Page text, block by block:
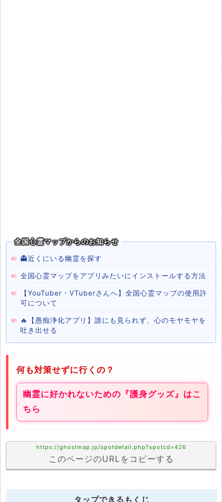
全国心霊マップからのお知らせ
👻近くにいる幽霊を探す
全国心霊マップをアプリみたいにインストールする方法
【YouTuber・VTuberさんへ】全国心霊マップの使用許
可について
🔥【愚痴浄化アプリ】誰にも見られず、心のモヤモヤを
吐き出せる
何も対策せずに行くの？
幽霊に好かれないための『護身グッズ』はこ
ちら
https://ghostmap.jp/spotdetail.php?spotcd=426
このページのURLをコピーする
タップできるもくじ